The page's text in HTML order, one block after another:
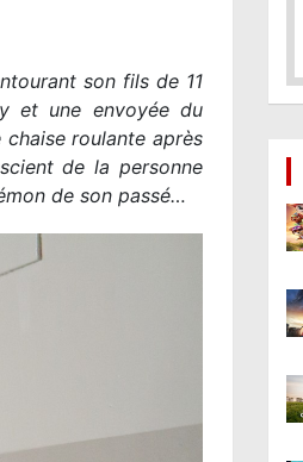
son fils de 11
et une envoyée du
chaise roulante après
de la personne
de son passé…